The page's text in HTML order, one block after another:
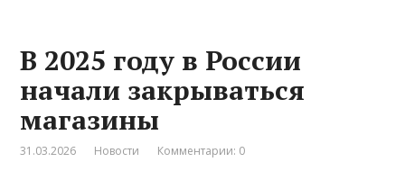
В 2025 году в России
начали закрываться
магазины
31.03.2026 Новости Комментарии: 0